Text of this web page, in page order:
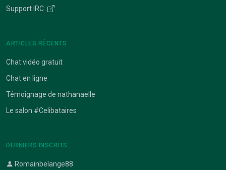
Support IRC
ARTICLES RÉCENTS
Chat vidéo gratuit
Chat en ligne
Témoignage de nathanaelle
Le salon #Celibataires
DERNIERS INSCRITS
Romainbelange88